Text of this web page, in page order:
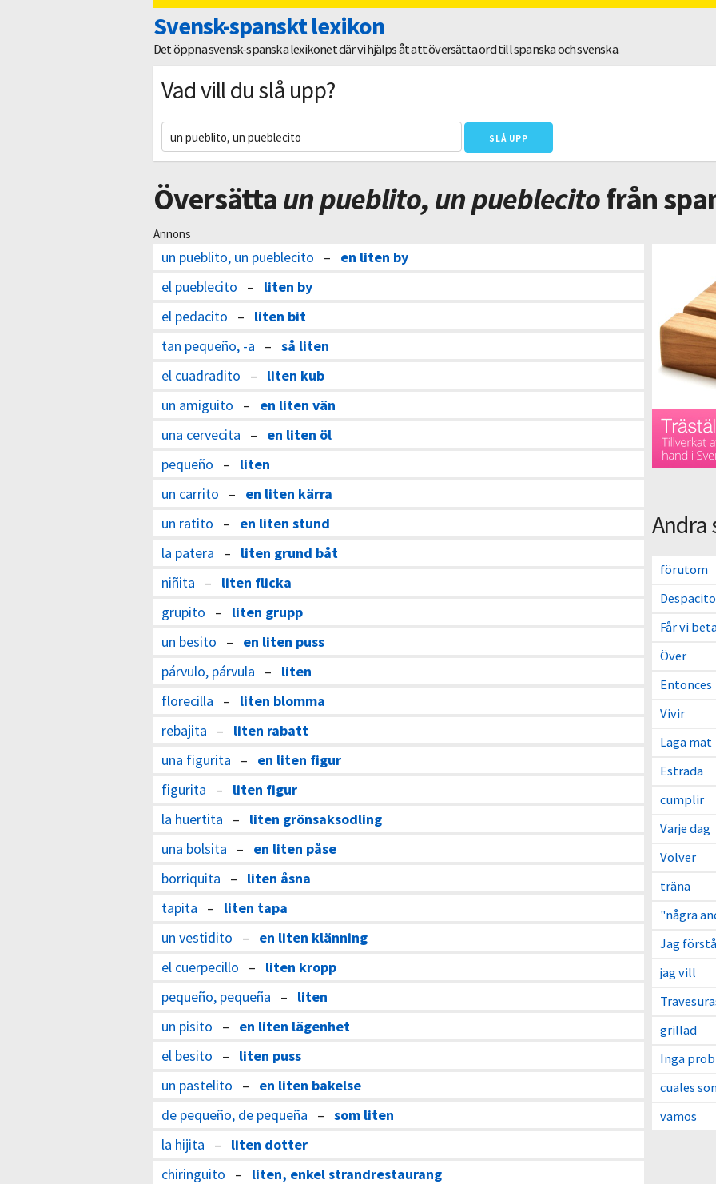
Svensk-spanskt lexikon
Det öppna svensk-spanska lexikonet där vi hjälps åt att översätta ord till spanska och svenska.
Vad vill du slå upp?
Översättaun pueblito, un pueblecitofrån
Andra
förutom
Despacito
Får vi
Över
Entonces
Vivir
Laga mat
Estrada
cumplir
Varje dag
Volver
träna
"några
Jag
jag vill
grillad
Inga
cuales
vamos
Annons
un pueblito, un pueblecito – en liten by
el pueblecito – liten by
el pedacito – liten bit
tan pequeño, -a – så liten
el cuadradito – liten kub
un amiguito – en liten vän
una cervecita – en liten öl
pequeño – liten
un carrito – en liten kärra
un ratito – en liten stund
la patera – liten grund båt
niñita – liten flicka
grupito – liten grupp
un besito – en liten puss
párvulo, párvula – liten
florecilla – liten blomma
rebajita – liten rabatt
una figurita – en liten figur
figurita – liten figur
la huertita – liten grönsaksodling
una bolsita – en liten påse
borriquita – liten åsna
tapita – liten tapa
un vestidito – en liten klänning
el cuerpecillo – liten kropp
pequeño, pequeña – liten
un pisito – en liten lägenhet
el besito – liten puss
un pastelito – en liten bakelse
de pequeño, de pequeña – som liten
la hijita – liten dotter
chiringuito – liten, enkel strandrestaurang